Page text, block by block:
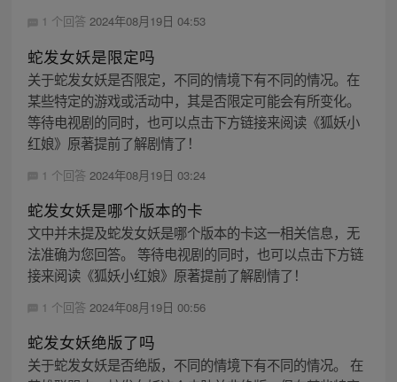
1 个回答 2024年08月19日 04:53
蛇发女妖是限定吗
关于蛇发女妖是否限定，不同的情境下有不同的情况。在
某些特定的游戏或活动中，其是否限定可能会有所变化。
等待电视剧的同时，也可以点击下方链接来阅读《狐妖小
红娘》原著提前了解剧情了！
1 个回答 2024年08月19日 03:24
蛇发女妖是哪个版本的卡
文中并未提及蛇发女妖是哪个版本的卡这一相关信息，无
法准确为您回答。 等待电视剧的同时，也可以点击下方链
接来阅读《狐妖小红娘》原著提前了解剧情了！
1 个回答 2024年08月19日 00:56
蛇发女妖绝版了吗
关于蛇发女妖是否绝版，不同的情境下有不同的情况。 在